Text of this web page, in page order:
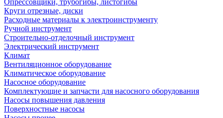
Опрессовщики, трубогибы, листогибы
Круги отрезные, диски
Расходные материалы к электроинструменту
Ручной инструмент
Строительно-отделочный инструмент
Электрический инструмент
Климат
Вентиляционное оборудование
Климатическое оборудование
Насосное оборудование
Комплектующие и запчасти для насосного оборудования
Насосы повышения давления
Поверхностные насосы